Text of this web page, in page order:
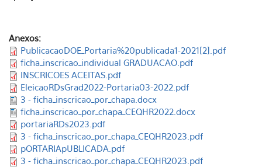
Anexos:
PublicacaoDOE_Portaria%20publicada1-2021[2].pdf
ficha_inscricao_individual GRADUACAO.pdf
INSCRICOES ACEITAS.pdf
EleicaoRDsGrad2022-Portaria03-2022.pdf
3 - ficha_inscricao_por_chapa.docx
ficha_inscricao_por_chapa_CEQHR2022.docx
portariaRDs2023.pdf
3 - ficha_inscricao_por_chapa_CEQHR2023.pdf
pORTARIApUBLICADA.pdf
3 - ficha_inscricao_por_chapa_CEQHR2023.pdf